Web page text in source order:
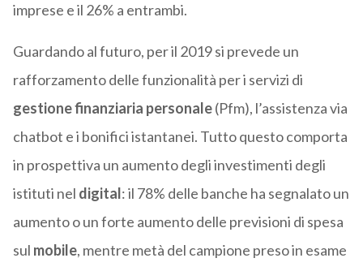
imprese e il 26% a entrambi.
Guardando al futuro, per il 2019 si prevede un
rafforzamento delle funzionalità per i servizi di
gestione finanziaria personale(Pfm), l’assistenza via
chatbot e i bonifici istantanei. Tutto questo comporta
in prospettiva un aumento degli investimenti degli
istituti nel digital: il 78% delle banche ha segnalato un
aumento o un forte aumento delle previsioni di spesa
sul mobile, mentre metà del campione preso in esame